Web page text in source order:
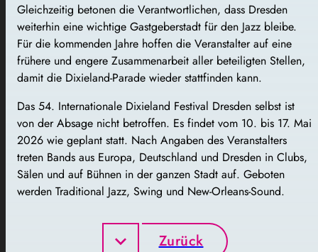
Gleichzeitig betonen die Verantwortlichen, dass Dresden
weiterhin eine wichtige Gastgeberstadt für den Jazz bleibe.
Für die kommenden Jahre hoffen die Veranstalter auf eine
frühere und engere Zusammenarbeit aller beteiligten Stellen,
damit die Dixieland-Parade wieder stattfinden kann.
Das 54. Internationale Dixieland Festival Dresden selbst ist
von der Absage nicht betroffen. Es findet vom 10. bis 17. Mai
2026 wie geplant statt. Nach Angaben des Veranstalters
treten Bands aus Europa, Deutschland und Dresden in Clubs,
Sälen und auf Bühnen in der ganzen Stadt auf. Geboten
werden Traditional Jazz, Swing und New-Orleans-Sound.
Zurück